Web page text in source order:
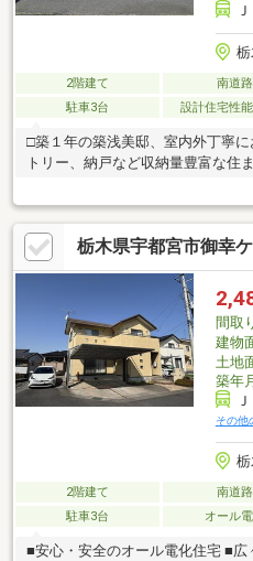
2階建て 南道路
駐車3台
設計住宅性
□築１年の築浅美邸、室内外丁寧
トリー、納戸など収納量豊富な住
栃木県宇都宮市御幸
間取
建物
土地
築年
その他
2階建て 南道路
駐車3台
オール
■安心・安全のオール電化住宅 ■